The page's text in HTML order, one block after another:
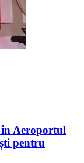
Aeroportul
pentru